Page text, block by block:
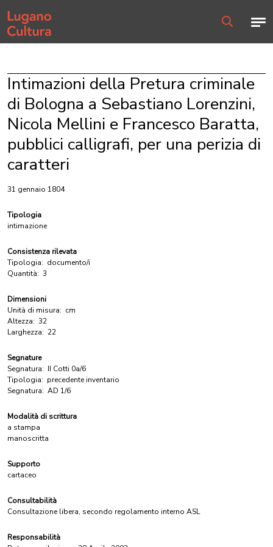
Home page
Intimazioni della Pretura criminale
di Bologna a Sebastiano Lorenzini,
Nicola Mellini e Francesco Baratta,
pubblici calligrafi, per una perizia di
caratteri
31 gennaio 1804
Tipologia
intimazione
Consistenza rilevata
Tipologia: documento/i
Quantità: 3
Dimensioni
Unità di misura: cm
Altezza: 32
Larghezza: 22
Segnature
Segnatura: II Cotti 0a/6
Tipologia: precedente inventario
Segnatura: AD 1/6
Modalità di scrittura
a stampa
manoscritta
Supporto
cartaceo
Consultabilità
Consultazione libera, secondo regolamento interno ASL
Responsabilità